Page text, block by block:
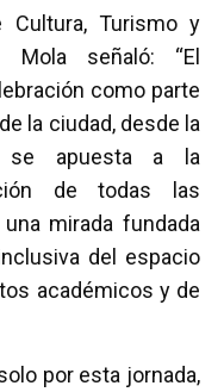
Turismo y
Mola señaló: “El
como parte
la ciudad, desde la
se apuesta a la
de todas las
mirada fundada
del espacio
académicos y de
por esta jornada,